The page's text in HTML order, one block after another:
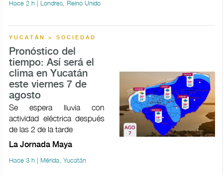
Hace 2 h | Londres, Reino Unido
YUCATÁN > SOCIEDAD
Pronóstico del
tiempo: Así será el
clima en Yucatán
este viernes 7 de
agosto
Se espera lluvia con
actividad eléctrica después
de las 2 de la tarde
La Jornada Maya
Hace 3 h | Mérida, Yucatán